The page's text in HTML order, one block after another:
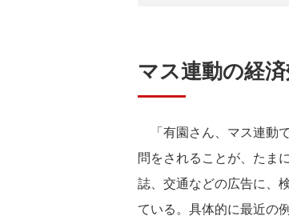
マス連動の経
「有園さん、マス連動
問をされることが、たま
誌、交通などの広告に、
ている。具体的に最近の